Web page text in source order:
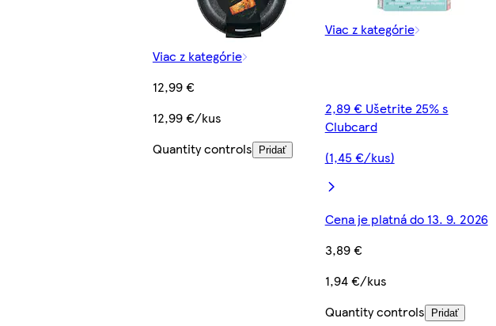
Viac z kategórie
12,99 €
12,99 €/kus
Quantity controls
Pridať
Viac z kategórie
2,89 € Ušetrite 25% s
Clubcard
(1,45 €/kus)
Cena je platná do 13. 9. 2026
3,89 €
1,94 €/kus
Quantity controls
Pridať